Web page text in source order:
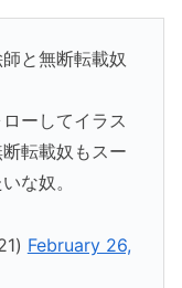
と無断転載奴
ーしてイラス
転載奴もスー
な奴。
February 26,